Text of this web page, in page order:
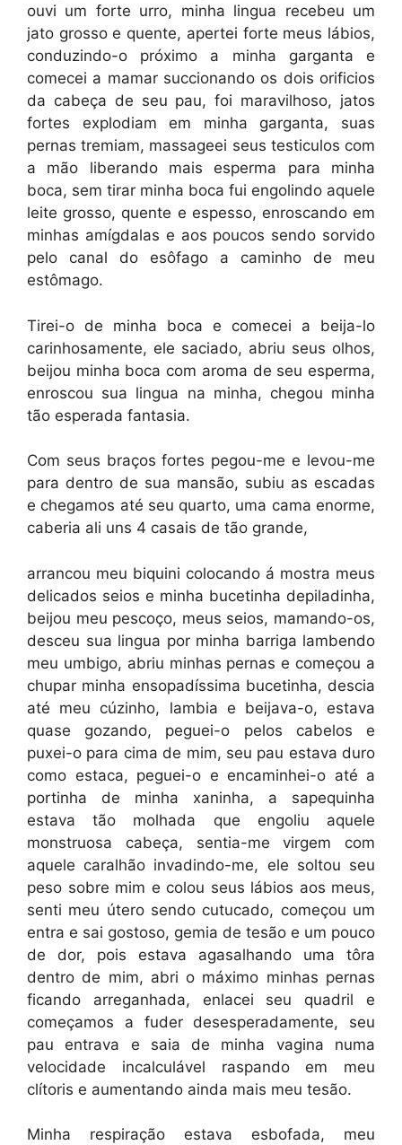
ouvi um forte urro, minha lingua recebeu um
jato grosso e quente, apertei forte meus lábios,
conduzindo-o próximo a minha garganta e
comecei a mamar succionando os dois orificios
da cabeça de seu pau, foi maravilhoso, jatos
fortes explodiam em minha garganta, suas
pernas tremiam, massageei seus testiculos com
a mão liberando mais esperma para minha
boca, sem tirar minha boca fui engolindo aquele
leite grosso, quente e espesso, enroscando em
minhas amígdalas e aos poucos sendo sorvido
pelo canal do esôfago a caminho de meu
estômago.
Tirei-o de minha boca e comecei a beija-lo
carinhosamente, ele saciado, abriu seus olhos,
beijou minha boca com aroma de seu esperma,
enroscou sua lingua na minha, chegou minha
tão esperada fantasia.
Com seus braços fortes pegou-me e levou-me
para dentro de sua mansão, subiu as escadas
e chegamos até seu quarto, uma cama enorme,
caberia ali uns 4 casais de tão grande,
arrancou meu biquini colocando á mostra meus
delicados seios e minha bucetinha depiladinha,
beijou meu pescoço, meus seios, mamando-os,
desceu sua lingua por minha barriga lambendo
meu umbigo, abriu minhas pernas e começou a
chupar minha ensopadíssima bucetinha, descia
até meu cúzinho, lambia e beijava-o, estava
quase gozando, peguei-o pelos cabelos e
puxei-o para cima de mim, seu pau estava duro
como estaca, peguei-o e encaminhei-o até a
portinha de minha xaninha, a sapequinha
estava tão molhada que engoliu aquele
monstruosa cabeça, sentia-me virgem com
aquele caralhão invadindo-me, ele soltou seu
peso sobre mim e colou seus lábios aos meus,
senti meu útero sendo cutucado, começou um
entra e sai gostoso, gemia de tesão e um pouco
de dor, pois estava agasalhando uma tôra
dentro de mim, abri o máximo minhas pernas
ficando arreganhada, enlacei seu quadril e
começamos a fuder desesperadamente, seu
pau entrava e saia de minha vagina numa
velocidade incalculável raspando em meu
clítoris e aumentando ainda mais meu tesão.
Minha respiração estava esbofada, meu